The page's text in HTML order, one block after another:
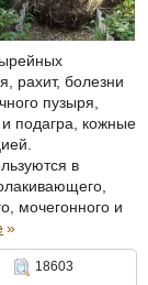
рахит, болезни
пузыря,
подагра, кожные
в
мочегонного и
»
18603